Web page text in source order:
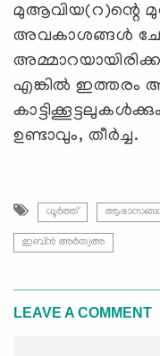
മുആവിയ(റ)ന്റെ
അവകാശങ്ങള്‍
എങ്കില്‍ ഇത്തരം
ഉണ്ടാവും, തീര്‍ച്ച.
ധൂര്‍ത്ത്
ഇബ്ന്‍ അര്‍ത്വഅ
LEAVE A COMMENT